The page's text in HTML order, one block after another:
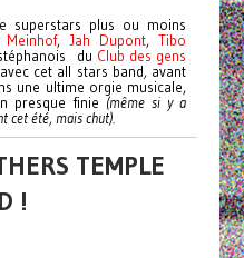
superstars plus ou moins
Meinhof, Jah Dupont,Tibo
du Club des gens
cet all stars band, avant
une ultime orgie musicale,
presque finie(même si y a
cet été, mais chut).
TEMPLE
!